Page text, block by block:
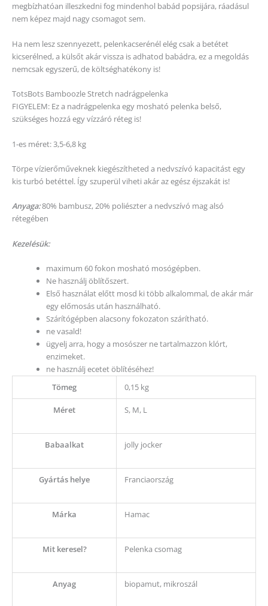
megbízhatóan illeszkedni fog mindenhol babád popsijára, ráadásul
nem képez majd nagy csomagot sem.
Ha nem lesz szennyezett, pelenkacserénél elég csak a betétet
kicserélned, a külsőt akár vissza is adhatod babádra, ez a megoldás
nemcsak egyszerű, de költséghatékony is!
TotsBots Bamboozle Stretch nadrágpelenka
FIGYELEM: Ez a nadrágpelenka egy mosható pelenka belső,
szükséges hozzá egy vízzáró réteg is!
1-es méret: 3,5-6,8 kg
Törpe vízierőműveknek kiegészítheted a nedvszívó kapacitást egy
kis turbó betéttel. Így szuperül viheti akár az egész éjszakát is!
Anyaga:80% bambusz, 20% poliészter a nedvszívó mag alsó
rétegében
Kezelésük:
maximum 60 fokon mosható mosógépben.
Ne használj öblítőszert.
Első használat előtt mosd ki több alkalommal, de akár már
egy előmosás után használható.
Szárítógépben alacsony fokozaton szárítható.
ne vasald!
ügyelj arra, hogy a mosószer ne tartalmazzon klórt,
enzimeket.
ne használj ecetet öblítéséhez!
Tömeg
0,15 kg
Méret S, M, L
Babaalkat jolly jocker
Gyártás helye Franciaország
Márka Hamac
Mit keresel? Pelenka csomag
Anyag biopamut, mikroszál